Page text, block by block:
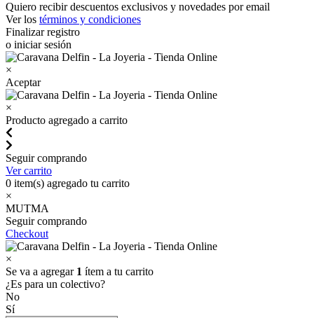
Quiero recibir descuentos exclusivos y novedades por email
Ver los términos y condiciones
Finalizar registro
o iniciar sesión
×
Aceptar
×
Producto agregado a carrito
Seguir comprando
Ver carrito
0 item(s) agregado tu carrito
×
MUTMA
Seguir comprando
Checkout
×
Se va a agregar 1 ítem a tu carrito
¿Es para un colectivo?
No
Sí